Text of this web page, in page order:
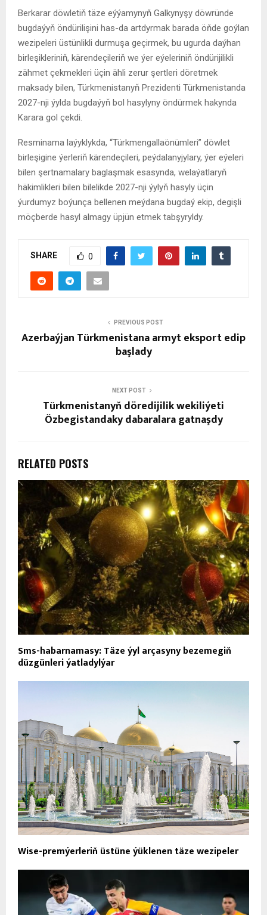
Berkarar döwletiň täze eýýamynyň Galkynyşy döwründe
bugdaýyň öndürilişini has-da artdyrmak barada öňde goýlan
wezipeleri üstünlikli durmuşa geçirmek, bu ugurda daýhan
birleşikleriniň, kärendeçileriň we ýer eýeleriniň öndürijilikli
zähmet çekmekleri üçin ähli zerur şertleri döretmek
maksady bilen, Türkmenistanyň Prezidenti Türkmenistanda
2027-nji ýylda bugdaýyň bol hasylyny öndürmek hakynda
Karara gol çekdi.
Resminama laýyklykda, “Türkmengallaönümleri” döwlet
birleşigine ýerleriň kärendeçileri, peýdalanyjylary, ýer eýeleri
bilen şertnamalary baglaşmak esasynda, welaýatlaryň
häkimlikleri bilen bilelikde 2027-nji ýylyň hasyly üçin
ýurdumyz boýunça bellenen meýdana bugdaý ekip, degişli
möçberde hasyl almagy üpjün etmek tabşyryldy.
SHARE 0
PREVIOUS POST
Azerbaýjan Türkmenistana armyt eksport edip
başlady
NEXT POST
Türkmenistanyň döredijilik wekiliýeti
Özbegistandaky dabaralara gatnaşdy
RELATED POSTS
Sms-habarnamasy: Täze ýyl arçasyny bezemegiň
düzgünleri ýatladylýar
Wise-premýerleriň üstüne ýüklenen täze wezipeler